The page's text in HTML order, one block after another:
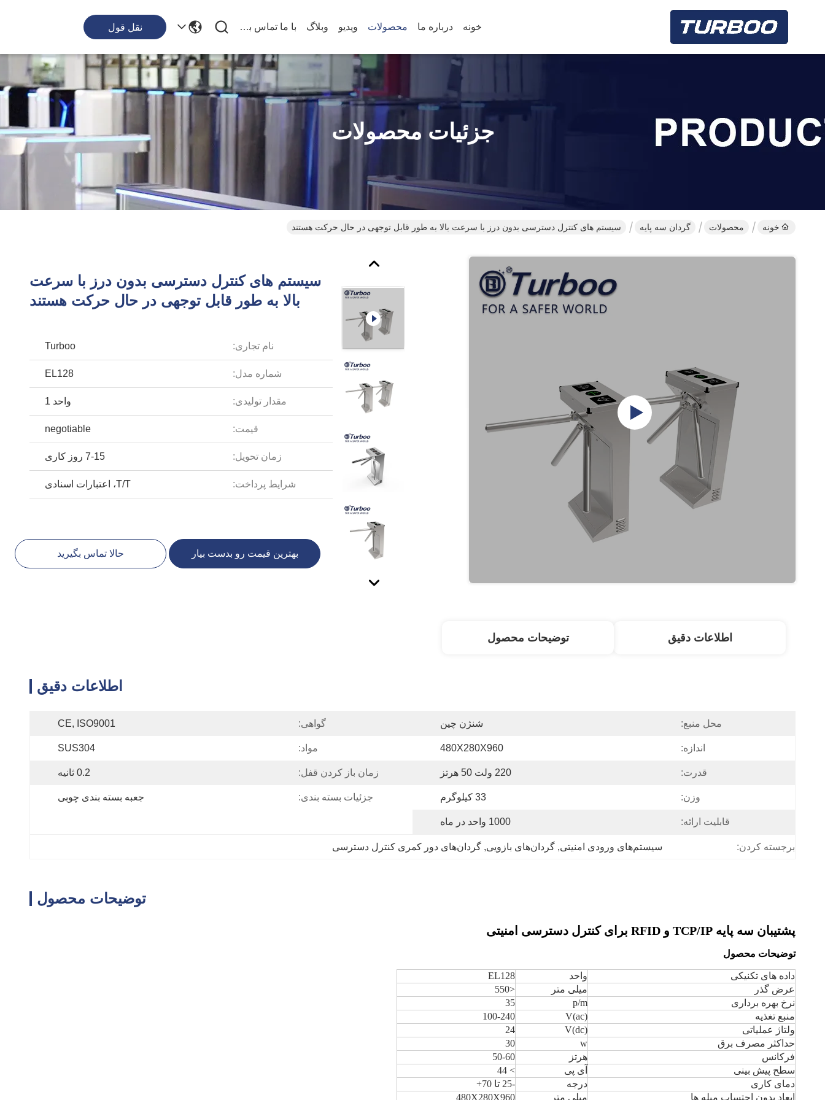
خونه درباره ما محصولات ویدیو وبلاگ با ما تماس بگیرید نقل قول
جزئیات محصولات
خونه محصولات گردان سه پایه سیستم های کنترل دسترسی بدون درز با سرعت بالا به طور قابل توجهی در حال حرکت هستند
سیستم های کنترل دسترسی بدون درز با سرعت
بالا به طور قابل توجهی در حال حرکت هستند
نام تجاری: Turboo
شماره مدل: EL128
مقدار تولیدی: واحد 1
قیمت: negotiable
زمان تحویل: 7-15 روز کاری
شرایط پرداخت: T/T، اعتبارات اسنادی
بهترین قیمت رو بدست بیار حالا تماس بگیرید
اطلاعات دقیق توضیحات محصول
اطلاعات دقیق
محل منبع: شنژن چین گواهی: CE, ISO9001
اندازه: 480X280X960 مواد: SUS304
قدرت: 220 ولت 50 هرتز زمان باز کردن قفل: 0.2 ثانیه
وزن: 33 کیلوگرم جزئیات بسته بندی: جعبه بسته بندی چوبی
قابلیت ارائه: 1000 واحد در ماه
برجسته کردن: سیستم‌های ورودی امنیتی , گردان‌های بازویی , گردان‌های دور کمری کنترل دسترسی
توضیحات محصول
پشتیبان سه پایه TCP/IP و RFID برای کنترل دسترسی امنیتی
توضیحات محصول
داده های تکنیکی واحد
EL128
عرض گذر
میلی متر
<550
نرخ بهره برداری
p/m
35
منبع تغذیه
V(ac)
100-240
ولتاژ عملیاتی
V(dc)
24
حداکثر مصرف برق
w
30
فرکانس
هرتز
50-60
سطح پیش بینی
آی پی
> 44
دمای کاری
درجه
-25 تا 70+
ابعاد بدون احتساب میله ها
میلی متر 480X280X960